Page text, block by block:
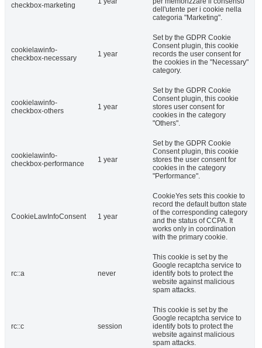
checkbox-marketing
dell'utente per i cookie nella
categoria "Marketing".
cookielawinfo-
checkbox-necessary
1 year
Set by the GDPR Cookie
Consent plugin, this cookie
records the user consent for
the cookies in the "Necessary"
category.
cookielawinfo-
checkbox-others
1 year
Set by the GDPR Cookie
Consent plugin, this cookie
stores user consent for
cookies in the category
"Others".
cookielawinfo-
checkbox-performance
1 year
Set by the GDPR Cookie
Consent plugin, this cookie
stores the user consent for
cookies in the category
"Performance".
CookieLawInfoConsent 1 year
CookieYes sets this cookie to
record the default button state
of the corresponding category
and the status of CCPA. It
works only in coordination
with the primary cookie.
rc::a never
This cookie is set by the
Google recaptcha service to
identify bots to protect the
website against malicious
spam attacks.
rc::c session
This cookie is set by the
Google recaptcha service to
identify bots to protect the
website against malicious
spam attacks.